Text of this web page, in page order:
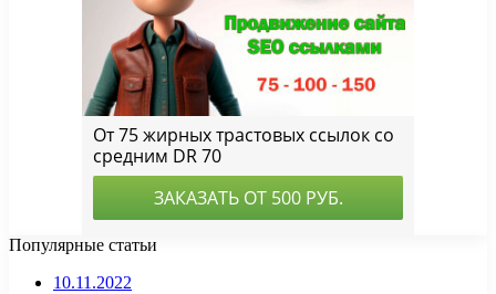
Популярные статьи
10.11.2022